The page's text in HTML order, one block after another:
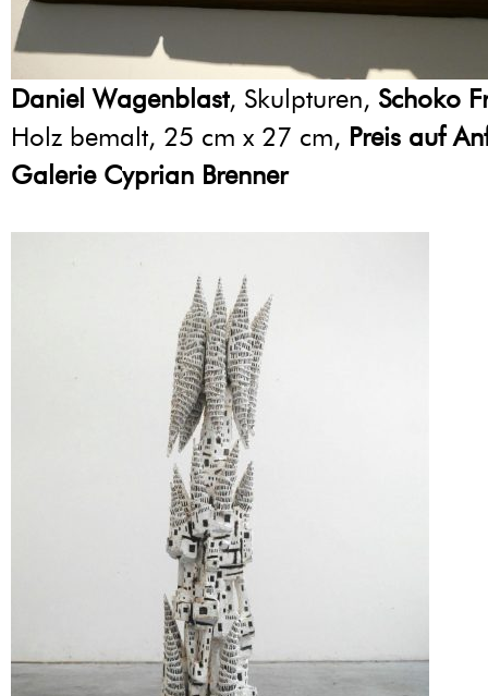
Daniel Wagenblast, Skulpturen, Schoko
Holz bemalt, 25 cm x 27 cm, Preis auf
Galerie Cyprian Brenner